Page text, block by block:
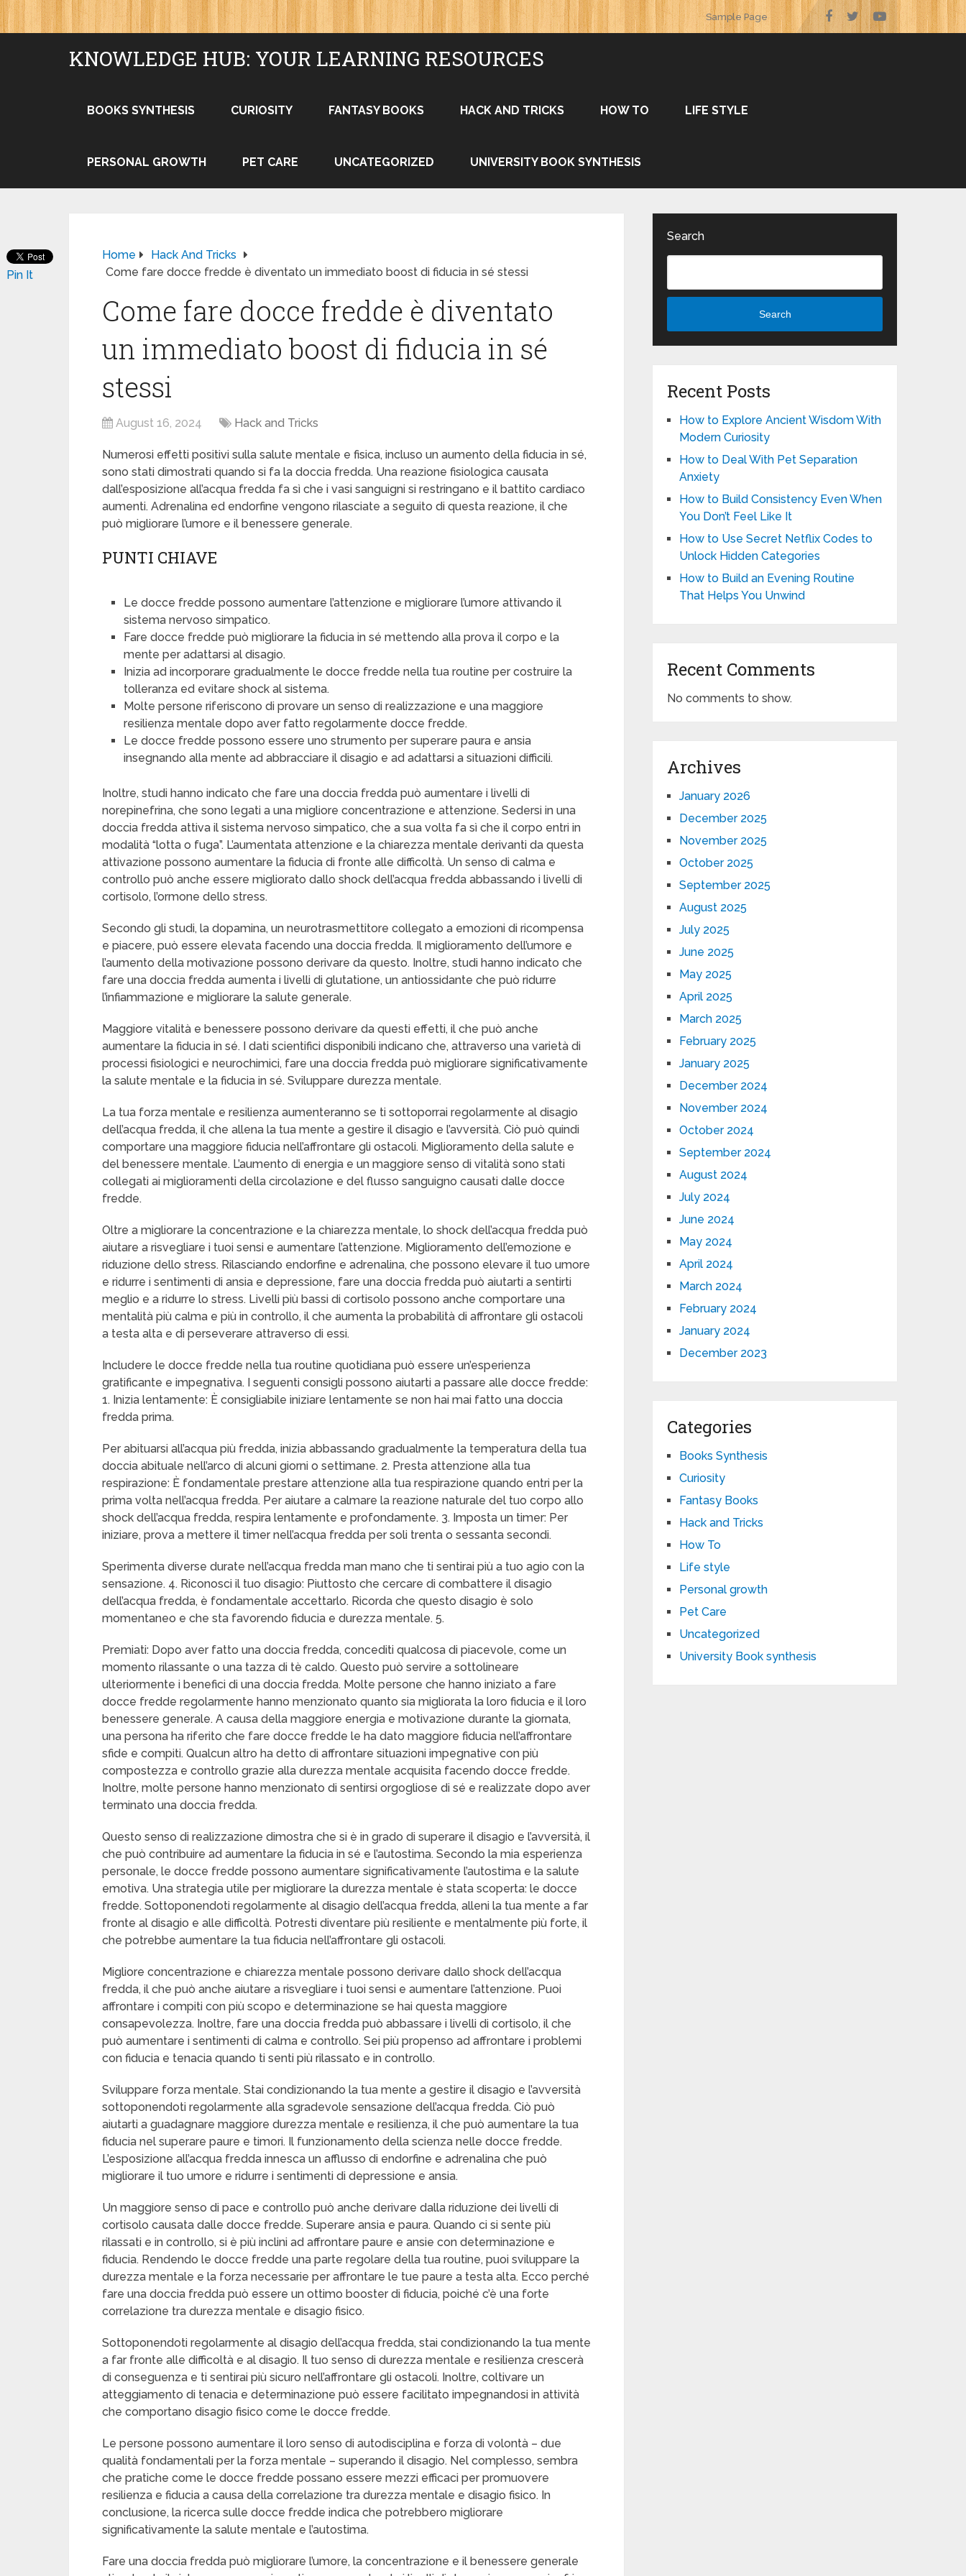
Sample Page
KNOWLEDGE HUB: YOUR LEARNING RESOURCES
BOOKS SYNTHESIS CURIOSITY FANTASY BOOKS HACK AND TRICKS HOW TO LIFE STYLE
PERSONAL GROWTH PET CARE UNCATEGORIZED UNIVERSITY BOOK SYNTHESIS
Home
Hack And Tricks
Come fare docce fredde è diventato un immediato boost di fiducia in sé stessi
Come fare docce fredde è diventato
un immediato boost di fiducia in sé
stessi
August 16, 2024 Hack and Tricks
Numerosi effetti positivi sulla salute mentale e fisica, incluso un aumento della fiducia in sé,
sono stati dimostrati quando si fa la doccia fredda. Una reazione fisiologica causata
dall’esposizione all’acqua fredda fa sì che i vasi sanguigni si restringano e il battito cardiaco
aumenti. Adrenalina ed endorfine vengono rilasciate a seguito di questa reazione, il che
può migliorare l’umore e il benessere generale.
PUNTI CHIAVE
Le docce fredde possono aumentare l’attenzione e migliorare l’umore attivando il
sistema nervoso simpatico.
Fare docce fredde può migliorare la fiducia in sé mettendo alla prova il corpo e la
mente per adattarsi al disagio.
Inizia ad incorporare gradualmente le docce fredde nella tua routine per costruire la
tolleranza ed evitare shock al sistema.
Molte persone riferiscono di provare un senso di realizzazione e una maggiore
resilienza mentale dopo aver fatto regolarmente docce fredde.
Le docce fredde possono essere uno strumento per superare paura e ansia
insegnando alla mente ad abbracciare il disagio e ad adattarsi a situazioni difficili.
Inoltre, studi hanno indicato che fare una doccia fredda può aumentare i livelli di
norepinefrina, che sono legati a una migliore concentrazione e attenzione. Sedersi in una
doccia fredda attiva il sistema nervoso simpatico, che a sua volta fa sì che il corpo entri in
modalità “lotta o fuga”. L’aumentata attenzione e la chiarezza mentale derivanti da questa
attivazione possono aumentare la fiducia di fronte alle difficoltà. Un senso di calma e
controllo può anche essere migliorato dallo shock dell’acqua fredda abbassando i livelli di
cortisolo, l’ormone dello stress.
Secondo gli studi, la dopamina, un neurotrasmettitore collegato a emozioni di ricompensa
e piacere, può essere elevata facendo una doccia fredda. Il miglioramento dell’umore e
l’aumento della motivazione possono derivare da questo. Inoltre, studi hanno indicato che
fare una doccia fredda aumenta i livelli di glutatione, un antiossidante che può ridurre
l’infiammazione e migliorare la salute generale.
Maggiore vitalità e benessere possono derivare da questi effetti, il che può anche
aumentare la fiducia in sé. I dati scientifici disponibili indicano che, attraverso una varietà di
processi fisiologici e neurochimici, fare una doccia fredda può migliorare significativamente
la salute mentale e la fiducia in sé. Sviluppare durezza mentale.
La tua forza mentale e resilienza aumenteranno se ti sottoporrai regolarmente al disagio
dell’acqua fredda, il che allena la tua mente a gestire il disagio e l’avversità. Ciò può quindi
comportare una maggiore fiducia nell’affrontare gli ostacoli. Miglioramento della salute e
del benessere mentale. L’aumento di energia e un maggiore senso di vitalità sono stati
collegati ai miglioramenti della circolazione e del flusso sanguigno causati dalle docce
fredde.
Oltre a migliorare la concentrazione e la chiarezza mentale, lo shock dell’acqua fredda può
aiutare a risvegliare i tuoi sensi e aumentare l’attenzione. Miglioramento dell’emozione e
riduzione dello stress. Rilasciando endorfine e adrenalina, che possono elevare il tuo umore
e ridurre i sentimenti di ansia e depressione, fare una doccia fredda può aiutarti a sentirti
meglio e a ridurre lo stress. Livelli più bassi di cortisolo possono anche comportare una
mentalità più calma e più in controllo, il che aumenta la probabilità di affrontare gli ostacoli
a testa alta e di perseverare attraverso di essi.
Includere le docce fredde nella tua routine quotidiana può essere un’esperienza
gratificante e impegnativa. I seguenti consigli possono aiutarti a passare alle docce fredde:
1. Inizia lentamente: È consigliabile iniziare lentamente se non hai mai fatto una doccia
fredda prima.
Per abituarsi all’acqua più fredda, inizia abbassando gradualmente la temperatura della tua
doccia abituale nell’arco di alcuni giorni o settimane. 2. Presta attenzione alla tua
respirazione: È fondamentale prestare attenzione alla tua respirazione quando entri per la
prima volta nell’acqua fredda. Per aiutare a calmare la reazione naturale del tuo corpo allo
shock dell’acqua fredda, respira lentamente e profondamente. 3. Imposta un timer: Per
iniziare, prova a mettere il timer nell’acqua fredda per soli trenta o sessanta secondi.
Sperimenta diverse durate nell’acqua fredda man mano che ti sentirai più a tuo agio con la
sensazione. 4. Riconosci il tuo disagio: Piuttosto che cercare di combattere il disagio
dell’acqua fredda, è fondamentale accettarlo. Ricorda che questo disagio è solo
momentaneo e che sta favorendo fiducia e durezza mentale. 5.
Premiati: Dopo aver fatto una doccia fredda, concediti qualcosa di piacevole, come un
momento rilassante o una tazza di tè caldo. Questo può servire a sottolineare
ulteriormente i benefici di una doccia fredda. Molte persone che hanno iniziato a fare
docce fredde regolarmente hanno menzionato quanto sia migliorata la loro fiducia e il loro
benessere generale. A causa della maggiore energia e motivazione durante la giornata,
una persona ha riferito che fare docce fredde le ha dato maggiore fiducia nell’affrontare
sfide e compiti. Qualcun altro ha detto di affrontare situazioni impegnative con più
compostezza e controllo grazie alla durezza mentale acquisita facendo docce fredde.
Inoltre, molte persone hanno menzionato di sentirsi orgogliose di sé e realizzate dopo aver
terminato una doccia fredda.
Questo senso di realizzazione dimostra che si è in grado di superare il disagio e l’avversità, il
che può contribuire ad aumentare la fiducia in sé e l’autostima. Secondo la mia esperienza
personale, le docce fredde possono aumentare significativamente l’autostima e la salute
emotiva. Una strategia utile per migliorare la durezza mentale è stata scoperta: le docce
fredde. Sottoponendoti regolarmente al disagio dell’acqua fredda, alleni la tua mente a far
fronte al disagio e alle difficoltà. Potresti diventare più resiliente e mentalmente più forte, il
che potrebbe aumentare la tua fiducia nell’affrontare gli ostacoli.
Migliore concentrazione e chiarezza mentale possono derivare dallo shock dell’acqua
fredda, il che può anche aiutare a risvegliare i tuoi sensi e aumentare l’attenzione. Puoi
affrontare i compiti con più scopo e determinazione se hai questa maggiore
consapevolezza. Inoltre, fare una doccia fredda può abbassare i livelli di cortisolo, il che
può aumentare i sentimenti di calma e controllo. Sei più propenso ad affrontare i problemi
con fiducia e tenacia quando ti senti più rilassato e in controllo.
Sviluppare forza mentale. Stai condizionando la tua mente a gestire il disagio e l’avversità
sottoponendoti regolarmente alla sgradevole sensazione dell’acqua fredda. Ciò può
aiutarti a guadagnare maggiore durezza mentale e resilienza, il che può aumentare la tua
fiducia nel superare paure e timori. Il funzionamento della scienza nelle docce fredde.
L’esposizione all’acqua fredda innesca un afflusso di endorfine e adrenalina che può
migliorare il tuo umore e ridurre i sentimenti di depressione e ansia.
Un maggiore senso di pace e controllo può anche derivare dalla riduzione dei livelli di
cortisolo causata dalle docce fredde. Superare ansia e paura. Quando ci si sente più
rilassati e in controllo, si è più inclini ad affrontare paure e ansie con determinazione e
fiducia. Rendendo le docce fredde una parte regolare della tua routine, puoi sviluppare la
durezza mentale e la forza necessarie per affrontare le tue paure a testa alta. Ecco perché
fare una doccia fredda può essere un ottimo booster di fiducia, poiché c’è una forte
correlazione tra durezza mentale e disagio fisico.
Sottoponendoti regolarmente al disagio dell’acqua fredda, stai condizionando la tua mente
a far fronte alle difficoltà e al disagio. Il tuo senso di durezza mentale e resilienza crescerà
di conseguenza e ti sentirai più sicuro nell’affrontare gli ostacoli. Inoltre, coltivare un
atteggiamento di tenacia e determinazione può essere facilitato impegnandosi in attività
che comportano disagio fisico come le docce fredde.
Le persone possono aumentare il loro senso di autodisciplina e forza di volontà – due
qualità fondamentali per la forza mentale – superando il disagio. Nel complesso, sembra
che pratiche come le docce fredde possano essere mezzi efficaci per promuovere
resilienza e fiducia a causa della correlazione tra durezza mentale e disagio fisico. In
conclusione, la ricerca sulle docce fredde indica che potrebbero migliorare
significativamente la salute mentale e l’autostima.
Fare una doccia fredda può migliorare l’umore, la concentrazione e il benessere generale
Pin It
Search
Search
Recent Posts
How to Explore Ancient Wisdom With
Modern Curiosity
How to Deal With Pet Separation
Anxiety
How to Build Consistency Even When
You Don’t Feel Like It
How to Use Secret Netflix Codes to
Unlock Hidden Categories
How to Build an Evening Routine
That Helps You Unwind
Recent Comments
No comments to show.
Archives
January 2026
December 2025
November 2025
October 2025
September 2025
August 2025
July 2025
June 2025
May 2025
April 2025
March 2025
February 2025
January 2025
December 2024
November 2024
October 2024
September 2024
August 2024
July 2024
June 2024
May 2024
April 2024
March 2024
February 2024
January 2024
December 2023
Categories
Books Synthesis
Curiosity
Fantasy Books
Hack and Tricks
How To
Life style
Personal growth
Pet Care
Uncategorized
University Book synthesis